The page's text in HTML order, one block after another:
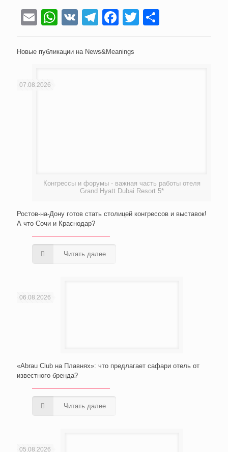
EmailWhatsApp
VK Telegram
Facebook
Twitter
Новые публикации на News&Meanings
Конгрессы и форумы - важная часть работы отеля
Grand Hyatt Dubai Resort 5*
07.08.2026
Ростов-на-Дону готов стать столицей конгрессов и выставок!
А что Сочи и Краснодар?
Читать далее
06.08.2026
«Abrau Club на Плавнях»: что предлагает сафари отель от
известного бренда?
Читать далее
05.08.2026